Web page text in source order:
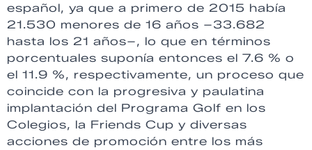
español, ya que a primero de 2015 había
21.530 menores de 16 años –33.682
hasta los 21 años–, lo que en términos
porcentuales suponía entonces el 7.6 % o
el 11.9 %, respectivamente, un proceso que
coincide con la progresiva y paulatina
implantación del Programa Golf en los
Colegios, la Friends Cup y diversas
acciones de promoción entre los más